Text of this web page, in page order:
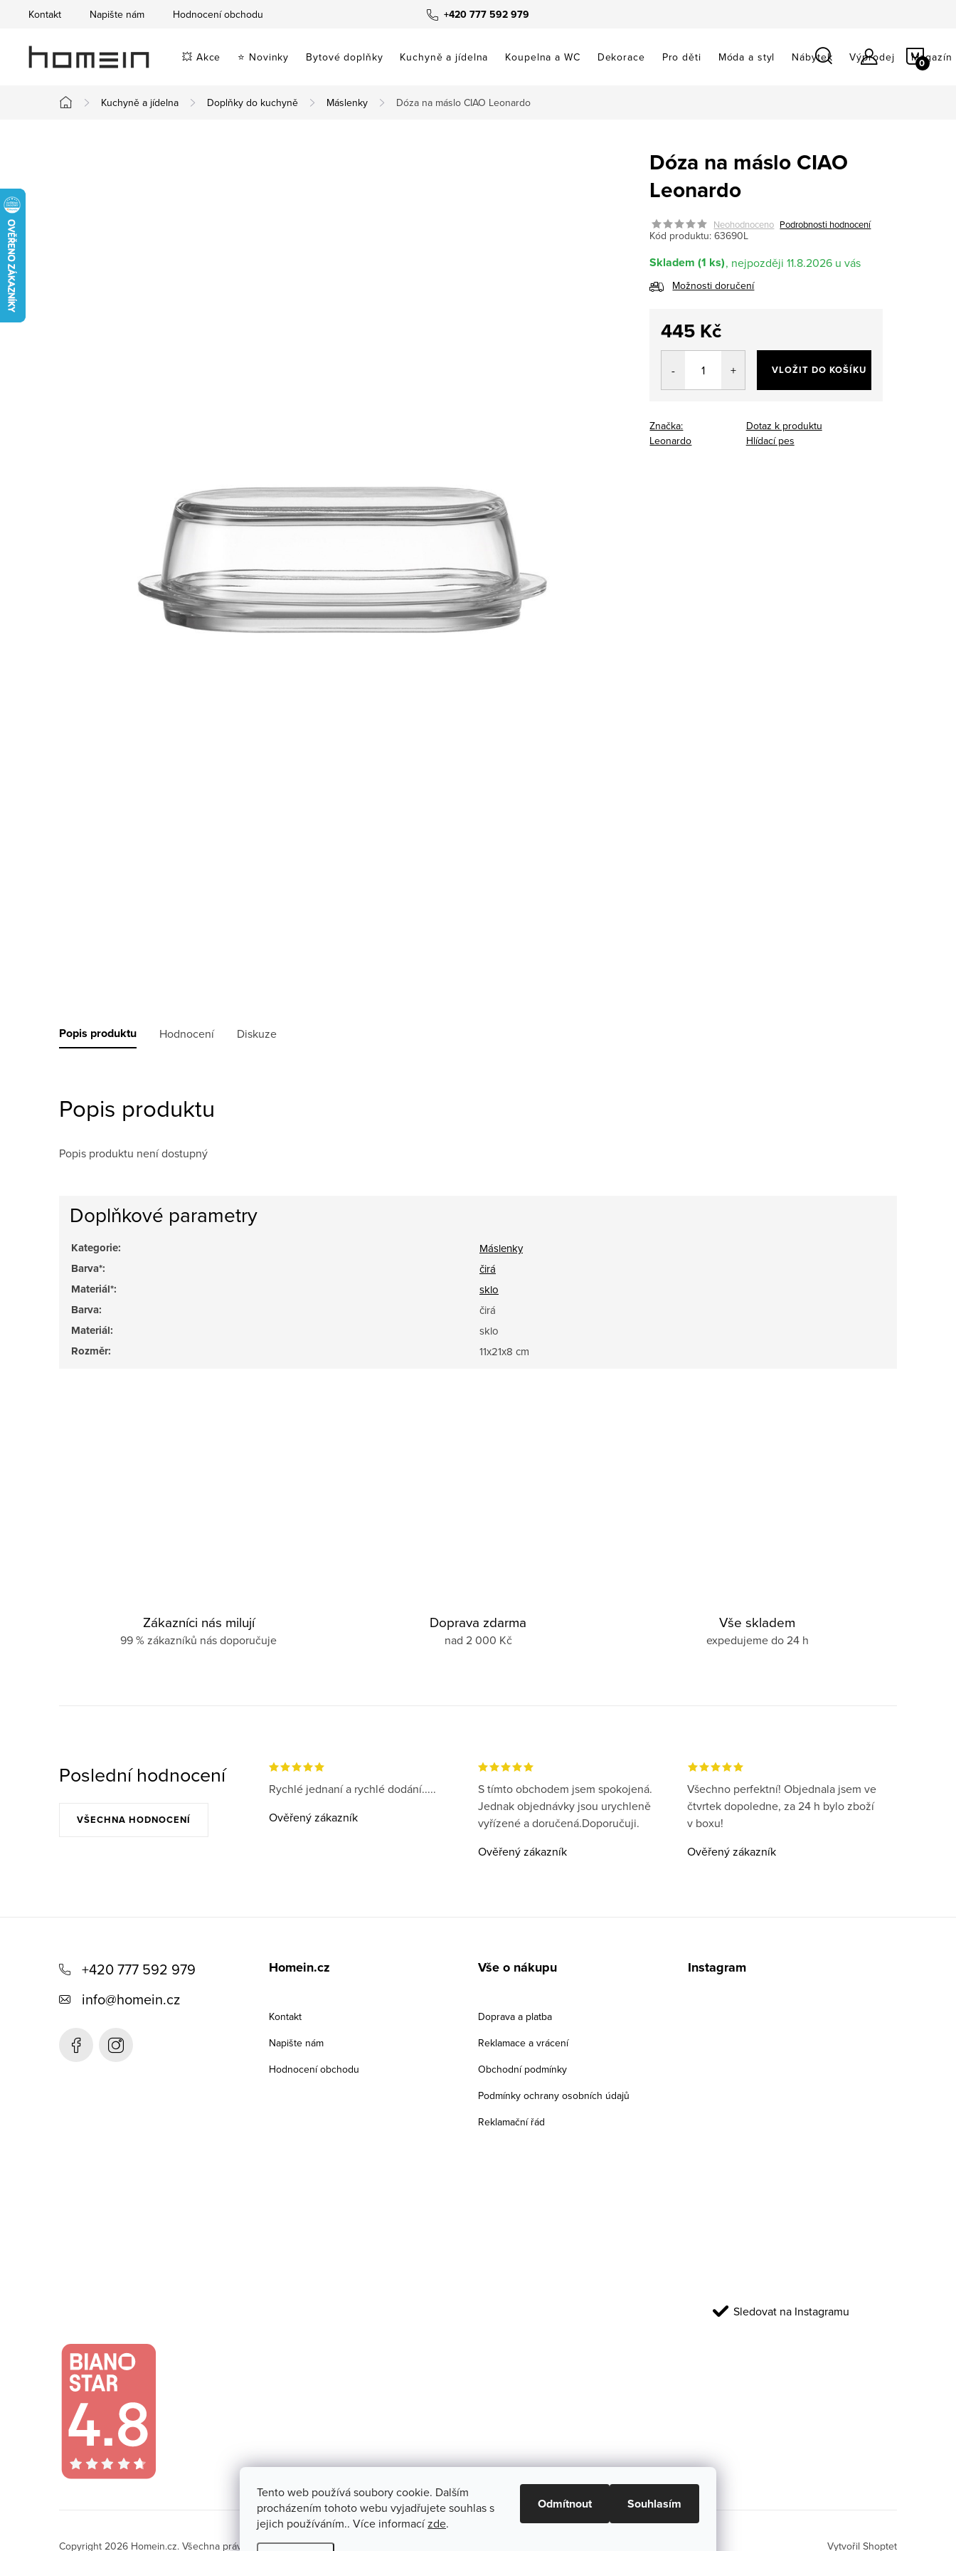
Tento web používá soubory cookie. Dalším
procházením tohoto webu vyjadřujete souhlas s
jejich používáním.. Více informacízde.
Odmítnout Souhlasím
obsah
+420 777 592 979
Kontakt Napište nám Hodnocení obchodu
💥 Akce ⭐ Novinky Bytové doplňky Kuchyně a jídelna Koupelna a WC Dekorace Pro děti Móda a styl Nábytek Výprodej Magazín
Domů
Kuchyně a jídelna Doplňky do kuchyně Máslenky Dóza na máslo CIAO Leonardo
Dóza na máslo CIAO
Leonardo
Neohodnoceno Podrobnosti hodnocení
Kód produktu: 63690L
Skladem (1 ks) 11.8.2026
Možnosti doručení
445 Kč
Měrná
VLOŽIT DO KOŠÍKU
Značka:
Leonardo
Dotaz k produktu
Hlídací pes
Popis produktu Hodnocení Diskuze
Popis produktu
Popis produktu není dostupný
Doplňkové parametry
Kategorie: Máslenky
Barva*: čirá
Materiál*: sklo
Barva: čirá
Materiál: sklo
Rozměr: 11x21x8 cm
Zákazníci nás milují
99 % zákazníků nás doporučuje
Doprava zdarma
nad 2 000 Kč
Vše skladem
expedujeme do 24 h
Poslední hodnocení
VŠECHNA HODNOCENÍ
Rychlé jednaní a rychlé dodání.....
Ověřený zákazník
S tímto obchodem jsem spokojená.
Jednak objednávky jsou urychleně
vyřízené a doručená.Doporučuji.
Ověřený zákazník
Všechno perfektní! Objednala jsem ve
čtvrtek dopoledne, za 24 h bylo zboží
v boxu!
Ověřený zákazník
+420 777 592 979
info@homein.cz
Homein.cz
Kontakt
Napište nám
Hodnocení obchodu
Vše o nákupu
Doprava a platba
Reklamace a vrácení
Obchodní podmínky
Podmínky ochrany osobních údajů
Reklamační řád
Instagram
Sledovat na Instagramu
Vytvořil Shoptet
Copyright 2026 Homein.cz. Všechna práva vyhrazena.Upravit nastavení cookies